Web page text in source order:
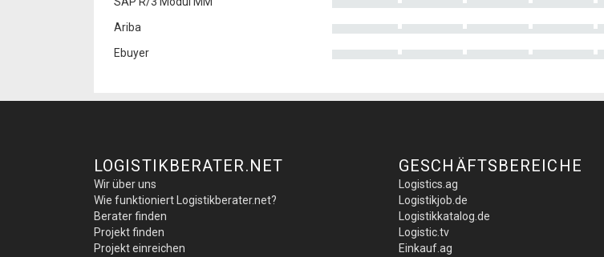
Ariba
Ebuyer
LOGISTIKBERATER.NET
Wir über uns
Wie funktioniert Logistikberater.net?
Berater finden
Projekt finden
Projekt einreichen
GESCHÄFTSBEREICHE
Logistics.ag
Logistikjob.de
Logistikkatalog.de
Logistic.tv
Einkauf.ag